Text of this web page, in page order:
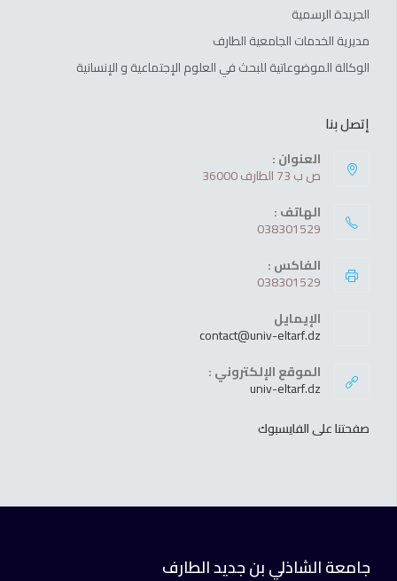
الجريدة الرسمية
مديرية الخدمات الجامعية الطارف
الوكالة الموضوعاتية للبحث في العلوم الإجتماعية و الإنسانية
إتصل بنا
العنوان :
ص ب 73 الطارف 36000
الهاتف :
038301529
الفاكس :
038301529
الإيمايل
contact@univ-eltarf.dz
الموقع الإلكتروني :
univ-eltarf.dz
صفحتنا على الفايسبوك
جامعة الشاذلي بن جديد الطارف